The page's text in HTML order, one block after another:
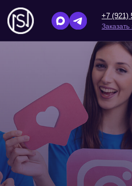
Заказать звонок
+7 (921) 576-02-00